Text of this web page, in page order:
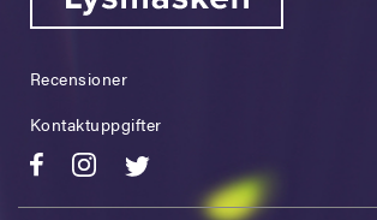
Recensioner
Kontaktuppgifter